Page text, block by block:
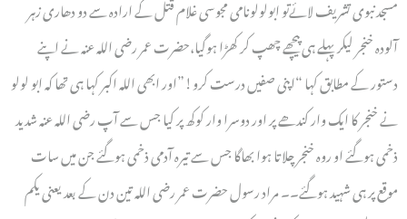
مسجد نبوی تشریف لائےتو ابولولونامی مجوسی غلام قتل کے ارادہ سے دو دھاری زہر
آلودہ خنجر لیکر پہلے ہی پیچھے چھپ کر کھڑا ہوگیا،حضرت عمر رضی اللہ عنہ نے اپنے
دستور کے مطابق کہا “اپنی صفیں درست کرو!”اور ابھی اللہ اکبر کہا ہی تھا کہ ابو لولو
نے خنجر کا ایک وار کندھے پر اور دوسرا وار کوکھ پر کیا جس سے آپ رضی اللہ عنہ شدید
ذخمی ہوگئے او روہ خنجر چلاتا ہوا بھاگا جس سے تیرہ آدمی ذخمی ہوگئے جن میں سات
موقع پر ہی شہید ہوگئے۔۔ مراد رسول حضرت عمر رضی اللہ تین دن کے بعد یعنی یکم